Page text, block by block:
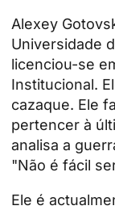
Alexey
Universidade
licenciou-se
Institucional.
cazaque. Ele
pertencer à
analisa a
"Não é fácil
Ele é